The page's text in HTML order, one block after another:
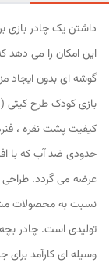
داشتن یک چادر بازی
این امکان را می دهد
گوشه ای بدون ایجاد
کیفیت پشت نقره ،
حدودی ضد آب که با
عرضه می گردد.
نسبت به محصولات
وسیله ای کارآمد